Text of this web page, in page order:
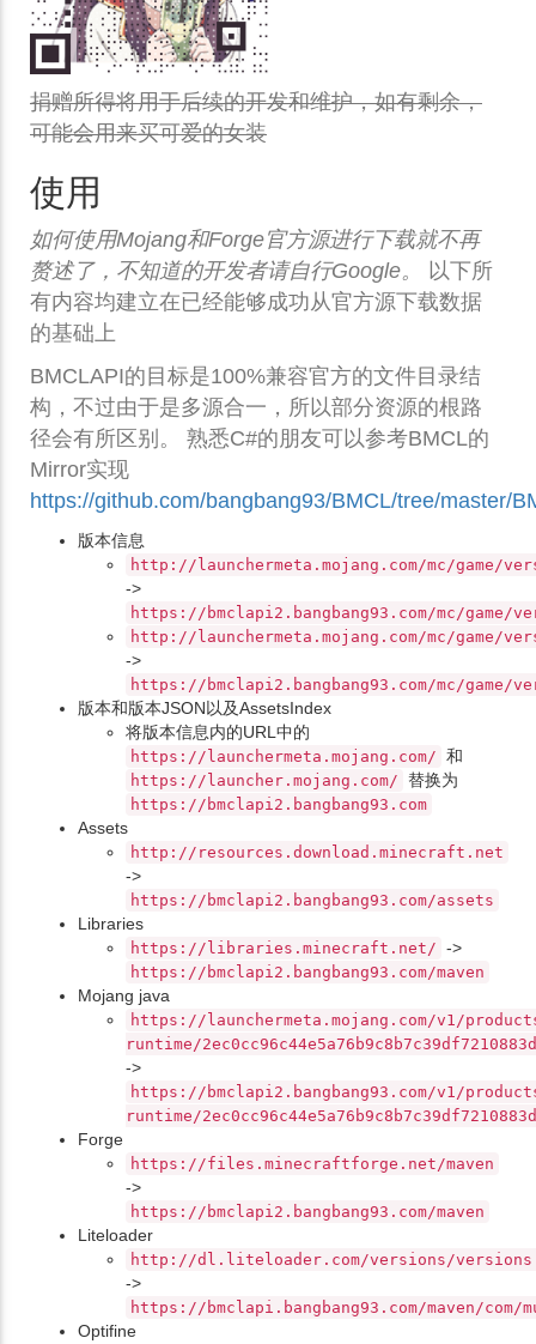
捐赠所得将用于后续的开发和维护，如有剩余，
可能会用来买可爱的女装
使用
如何使用Mojang和Forge官方源进行下载就不再
赘述了，不知道的开发者请自行Google。
以下所
有内容均建立在已经能够成功从官方源下载数据
的基础上
BMCLAPI的目标是100%兼容官方的文件目录结
构，不过由于是多源合一，所以部分资源的根路
径会有所区别。 熟悉C#的朋友可以参考BMCL的
Mirror实现
https://github.com/bangbang93/BMCL/tree/master/
版本信息
http://launchermeta.mojang.com/mc/game/
->
https://bmclapi2.bangbang93.com/mc/game/
http://launchermeta.mojang.com/mc/game/
->
https://bmclapi2.bangbang93.com/mc/game/
版本和版本JSON以及AssetsIndex
将版本信息内的URL中的
https://launchermeta.mojang.com/ 和
https://launcher.mojang.com/ 替换为
https://bmclapi2.bangbang93.com
Assets
http://resources.download.minecraft.net
->
https://bmclapi2.bangbang93.com/assets
Libraries
https://libraries.minecraft.net/ ->
https://bmclapi2.bangbang93.com/maven
Mojang java
https://launchermeta.mojang.com/v1/
runtime/
->
https://bmclapi2.bangbang93.com/v1/
runtime/
Forge
https://files.minecraftforge.net/maven
->
https://bmclapi2.bangbang93.com/maven
Liteloader
http://dl.liteloader.com/versions/
->
https://bmclapi.bangbang93.com/maven/
Optifine